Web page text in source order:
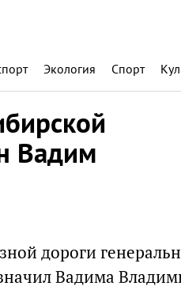
Экология Спорт
Вадим
дороги
Вадима